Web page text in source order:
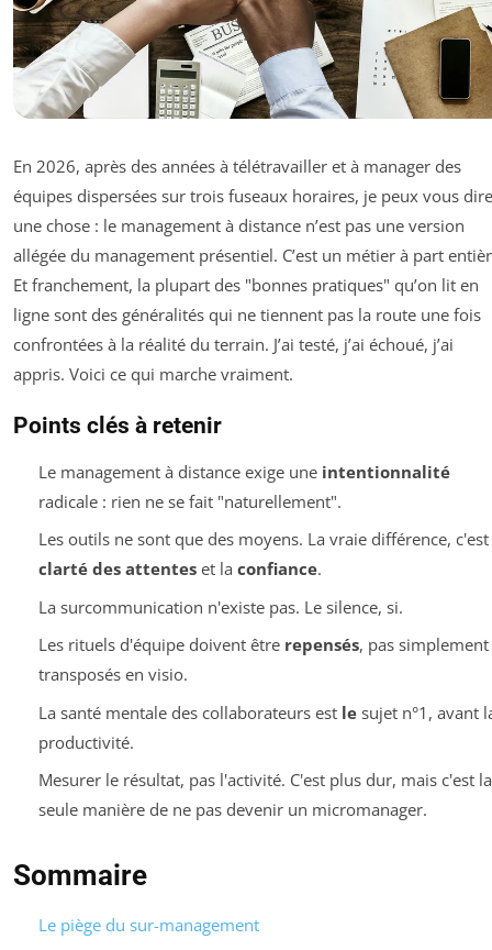
En 2026, après des années à télétravailler et à manager des
équipes dispersées sur trois fuseaux horaires, je peux vous dire
une chose : le management à distance n’est pas une version
allégée du management présentiel. C’est un métier à part
Et franchement, la plupart des "bonnes pratiques" qu’on lit en
ligne sont des généralités qui ne tiennent pas la route une fois
confrontées à la réalité du terrain. J’ai testé, j’ai échoué, j’ai
appris. Voici ce qui marche vraiment.
Points clés à retenir
Le management à distance exige une intentionnalité
radicale : rien ne se fait "naturellement".
Les outils ne sont que des moyens. La vraie différence, c'est
clarté des attenteset la confiance.
La surcommunication n'existe pas. Le silence, si.
Les rituels d'équipe doivent être repensés, pas simplement
transposés en visio.
La santé mentale des collaborateurs est lesujet n°1, avant
productivité.
Mesurer le résultat, pas l'activité. C'est plus dur, mais c'est la
seule manière de ne pas devenir un micromanager.
Sommaire
Le piège du sur-management